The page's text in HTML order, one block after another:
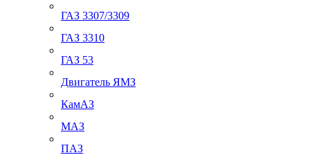
ГАЗ 3307/3309
ГАЗ 3310
ГАЗ 53
Двигатель ЯМЗ
КамАЗ
МАЗ
ПАЗ